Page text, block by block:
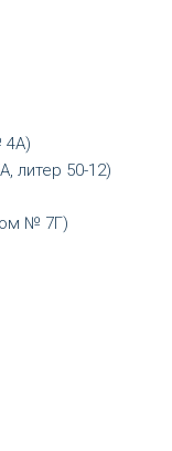
4А)
литер 50-12)
№ 7Г)